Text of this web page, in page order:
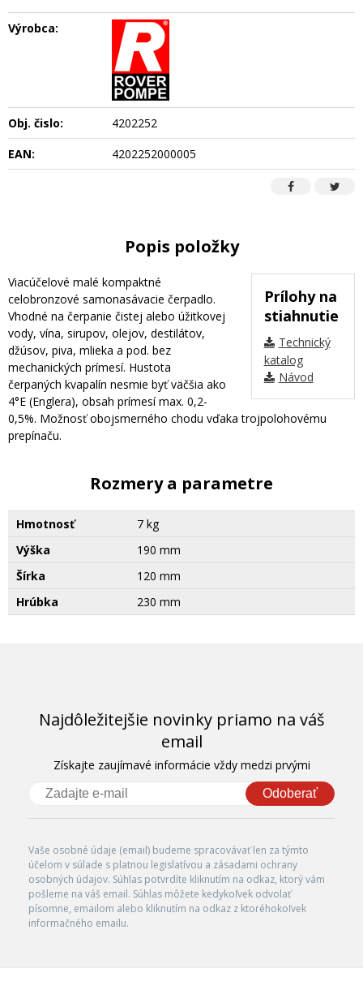
Výrobca:
Obj. čislo:
4202252
EAN:
4202252000005
Popis položky
Prílohy na
stiahnutie
Technický
katalog
Návod
Viacúčelové malé kompaktné
celobronzové samonasávacie čerpadlo.
Vhodné na čerpanie čistej alebo úžitkovej
vody, vína, sirupov, olejov, destilátov,
džúsov, piva, mlieka a pod. bez
mechanických prímesí. Hustota
čerpaných kvapalín nesmie byť väčšia ako
4°E (Englera), obsah prímesí max. 0,2-
0,5%. Možnosť obojsmerného chodu vďaka trojpolohovému
prepínaču.
Rozmery a parametre
Hmotnosť
7 kg
Výška
190 mm
Šírka
120 mm
Hrúbka
230 mm
Najdôležitejšie novinky priamo na váš
email
Získajte zaujímavé informácie vždy medzi prvými
Odoberať
Vaše osobné údaje (email) budeme spracovávať len za týmto
účelom v súlade s platnou legislatívou a zásadami ochrany
osobných údajov. Súhlas potvrdíte kliknutím na odkaz, ktorý vám
pošleme na váš email. Súhlas môžete kedykoľvek odvolať
písomne, emailom alebo kliknutím na odkaz z ktoréhokoľvek
informačného emailu.